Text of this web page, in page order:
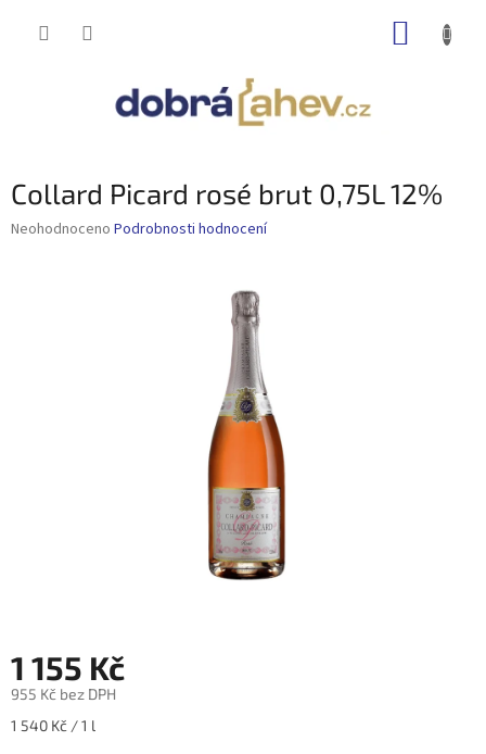
Collard Picard rosé brut 0,75L 12%
Průměrné
Neohodnoceno Podrobnosti hodnocení
1 155 Kč
955 Kč bez DPH
Měrná
1 540 Kč / 1 l